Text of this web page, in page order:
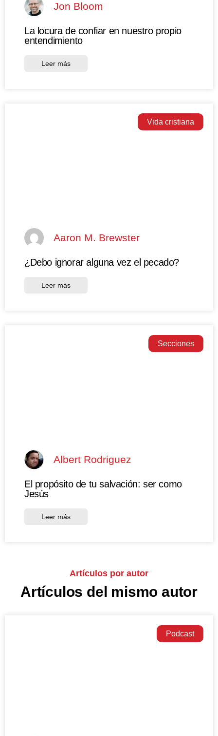
Jon Bloom
La locura de confiar en nuestro propio
entendimiento
Leer más
Vida cristiana
Aaron M. Brewster
¿Debo ignorar alguna vez el pecado?
Leer más
Secciones
Albert Rodriguez
El propósito de tu salvación: ser como
Jesús
Leer más
Artículos por autor
Artículos del mismo autor
Podcast